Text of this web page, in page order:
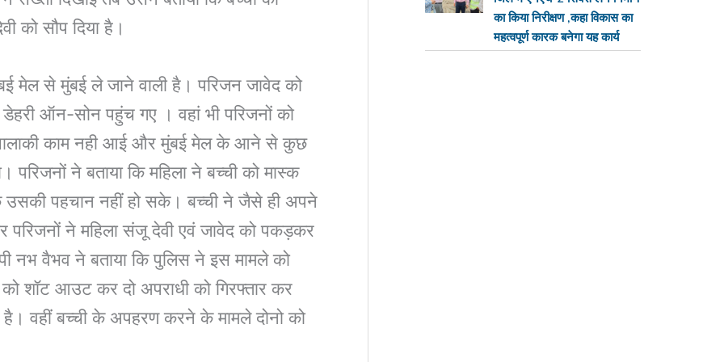
को सौप दिया है।
से मुंबई ले जाने वाली है। परिजन जावेद को
ऑन-सोन पहुंच गए । वहां भी परिजनों को
काम नही आई और मुंबई मेल के आने से कुछ
ने बताया कि महिला ने बच्ची को मास्क
पहचान नहीं हो सके। बच्ची ने जैसे ही अपने
परिजनों ने महिला संजू देवी एवं जावेद को पकड़कर
नभ वैभव ने बताया कि पुलिस ने इस मामले को
शॉट आउट कर दो अपराधी को गिरफ्तार कर
है। वहीं बच्ची के अपहरण करने के मामले दोनो को
का किया निरीक्षण ,कहा विकास का
महत्वपूर्ण कारक बनेगा यह कार्य